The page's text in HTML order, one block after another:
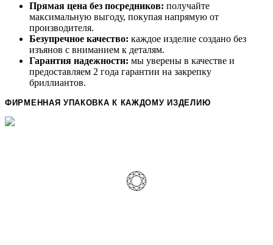
Прямая цена без посредников: получайте
максимальную выгоду, покупая напрямую от
производителя.
Безупречное качество: каждое изделие создано без
изъянов с вниманием к деталям.
Гарантия надежности: мы уверены в качестве и
предоставляем 2 года гарантии на закрепку
бриллиантов.
ФИРМЕННАЯ УПАКОВКА К КАЖДОМУ ИЗДЕЛИЮ